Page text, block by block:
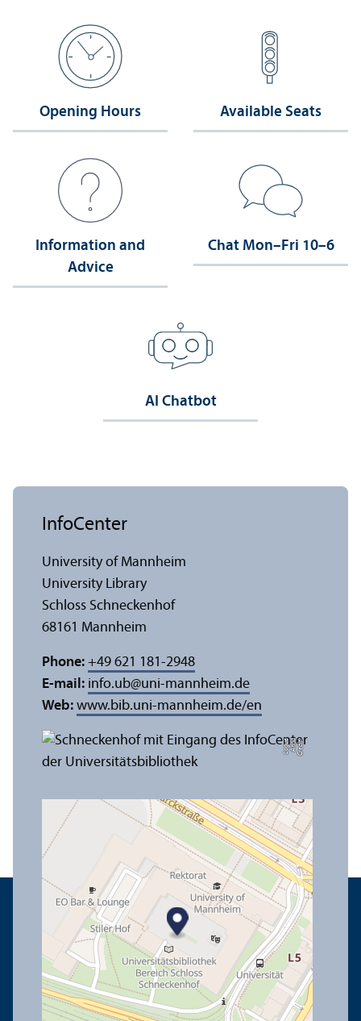
Opening Hours Available Seats
Information and
Advice
Chat Mon–Fri 10–6
AI Chatbot
C
r
e
di
t:
A
n
n
a
L
o
g
u
e
InfoCenter
University of Mannheim
University Library
Schloss Schneckenhof
68161 Mannheim
Phone: +49 621 181-2948
E-mail: info.ub@uni-mannheim.de
Web: www.bib.uni-mannheim.de/en